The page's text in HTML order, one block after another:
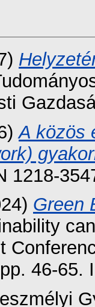
A közös
1218-
Green
46-65.